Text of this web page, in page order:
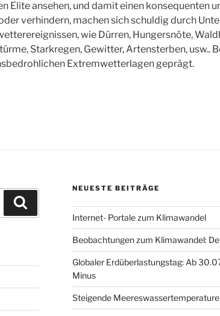
Elite ansehen, und damit einen konsequenten
verhindern, machen sich schuldig durch
wie Dürren, Hungersnöte,
Starkregen, Gewitter, Artensterben, usw..
Extremwetterlagen geprägt.
NEUESTE BEITRÄGE
Internet- Portale zum Klimawandel
Beobachtungen zum Klimawandel:
Globaler Erdüberlastungstag: Ab
Minus
Steigende